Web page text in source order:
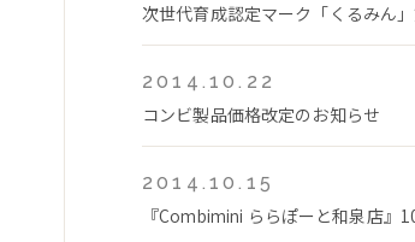
次世代育成認定マーク「くるみん
2014.10.22
コンビ製品価格改定のお知らせ
2014.10.15
『Combimini ららぽーと和泉店』